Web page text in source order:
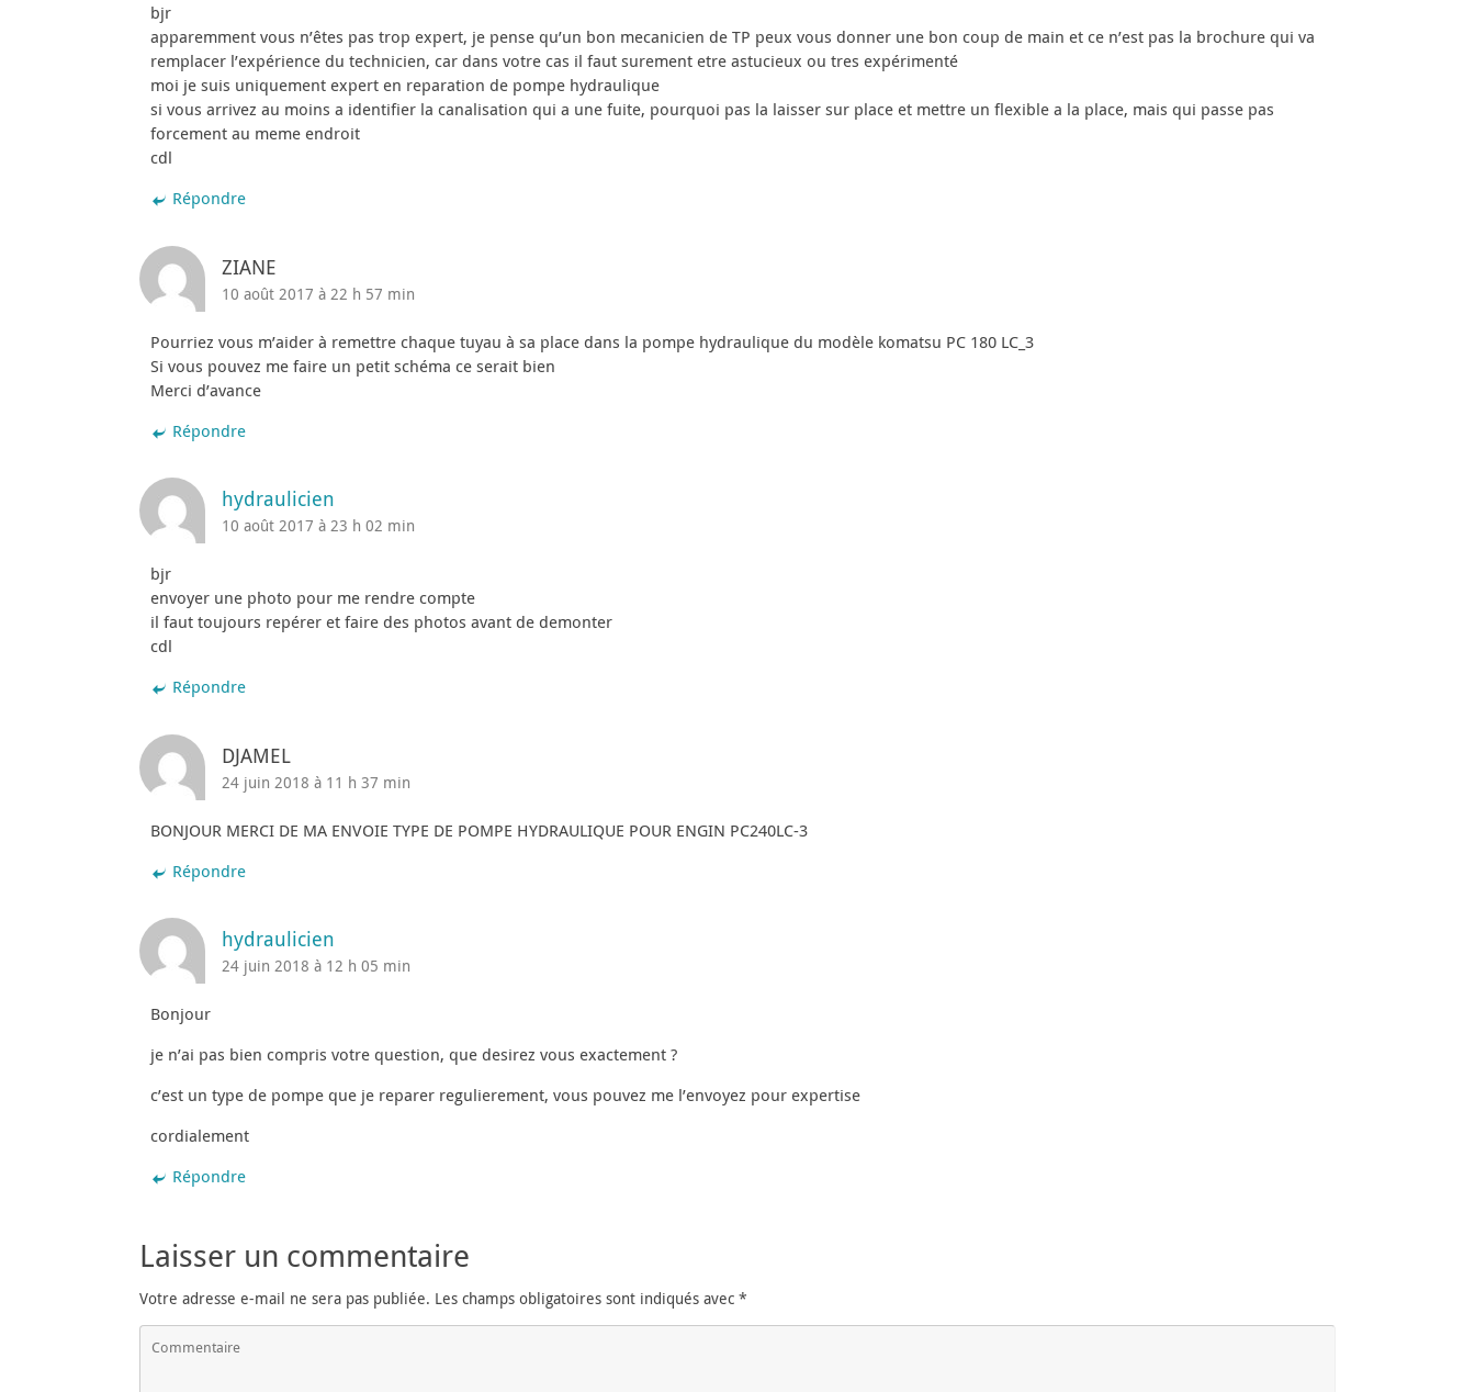
bjr
apparemment vous n’êtes pas trop expert, je pense qu’un bon mecanicien de TP peux vous donner une bon coup de main et ce n’est pas la brochure qui va
remplacer l’expérience du technicien, car dans votre cas il faut surement etre astucieux ou tres expérimenté
moi je suis uniquement expert en reparation de pompe hydraulique
si vous arrivez au moins a identifier la canalisation qui a une fuite, pourquoi pas la laisser sur place et mettre un flexible a la place, mais qui passe pas
forcement au meme endroit
cdl
Répondre
ZIANE
10 août 2017 à 22 h 57 min
Pourriez vous m’aider à remettre chaque tuyau à sa place dans la pompe hydraulique du modèle komatsu PC 180 LC_3
Si vous pouvez me faire un petit schéma ce serait bien
Merci d’avance
Répondre
hydraulicien
10 août 2017 à 23 h 02 min
bjr
envoyer une photo pour me rendre compte
il faut toujours repérer et faire des photos avant de demonter
cdl
Répondre
DJAMEL
24 juin 2018 à 11 h 37 min
BONJOUR MERCI DE MA ENVOIE TYPE DE POMPE HYDRAULIQUE POUR ENGIN PC240LC-3
Répondre
hydraulicien
24 juin 2018 à 12 h 05 min
Bonjour
je n’ai pas bien compris votre question, que desirez vous exactement ?
c’est un type de pompe que je reparer regulierement, vous pouvez me l’envoyez pour expertise
cordialement
Répondre
Laisser un commentaire
Votre adresse e-mail ne sera pas publiée. Les champs obligatoires sont indiqués avec *